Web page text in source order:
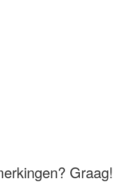
Graag!